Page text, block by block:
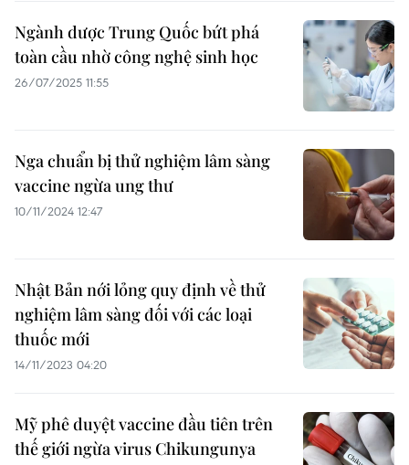
Ngành dược Trung Quốc bứt phá
toàn cầu nhờ công nghệ sinh học
26/07/2025 11:55
Nga chuẩn bị thử nghiệm lâm sàng
vaccine ngừa ung thư
10/11/2024 12:47
Nhật Bản nới lỏng quy định về thử
nghiệm lâm sàng đối với các loại
thuốc mới
14/11/2023 04:20
Mỹ phê duyệt vaccine đầu tiên trên
thế giới ngừa virus Chikungunya